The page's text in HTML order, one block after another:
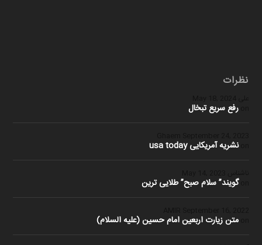
نظرات
علی
رفع سریع تبخال
نشریه آمریکایی usa today
گویند” سلام صبح” طلایی ترین
متن زیارت اربعین امام حسین (علیه السلام)